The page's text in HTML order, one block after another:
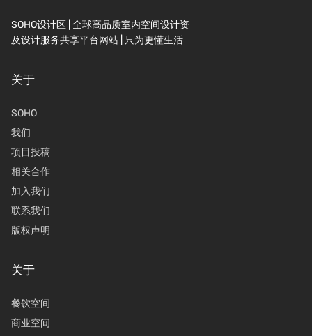
SOHO设计区 | 全球高品质室内空间设计资
及设计服务共享平台网站 | 只为更懂生活
关于
SOHO
我们
项目投稿
相关合作
加入我们
联系我们
版权声明
关于
餐饮空间
商业空间